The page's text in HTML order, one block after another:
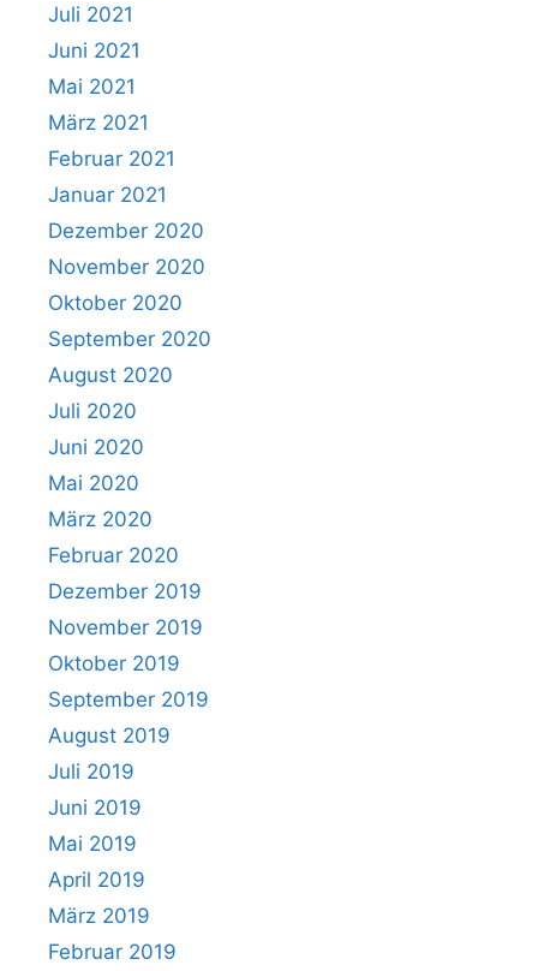
Juli 2021
Juni 2021
Mai 2021
März 2021
Februar 2021
Januar 2021
Dezember 2020
November 2020
Oktober 2020
September 2020
August 2020
Juli 2020
Juni 2020
Mai 2020
März 2020
Februar 2020
Dezember 2019
November 2019
Oktober 2019
September 2019
August 2019
Juli 2019
Juni 2019
Mai 2019
April 2019
März 2019
Februar 2019